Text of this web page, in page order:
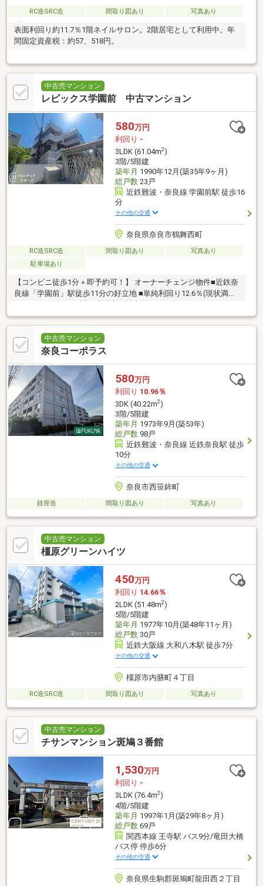
RC造SRC造 間取り図あり 写真あり
表面利回り約11.7％1階ネイルサロン。2階居宅として利用中。年
間固定資産税：約57、518円。
中古売マンション
レピックス学園前 中古マンション
580万円
利回り -
3LDK (61.04m2)
3階/5階建
築年月 1990年12月(築35年9ヶ月)
総戸数23戸
近鉄難波・奈良線 学園前駅 徒歩16
分
その他の交通
奈良県奈良市鶴舞西町
RC造SRC造 間取り図あり
写真あり
駐車場あり
【コンビニ徒歩1分＋即予約可！】 オーナーチェンジ物件■近鉄奈
良線「学園前」駅徒歩11分の好立地 ■単純利回り12.6％(現状満室)
中古売マンション
奈良コーポラス
580万円
利回り 10.96％
3DK (40.22m2)
3階/5階建
築年月 1973年9月(築53年)
総戸数98戸
近鉄難波・奈良線 近鉄奈良駅 徒歩
10分
その他の交通
奈良市西笹鉾町
鉄骨造 間取り図あり 写真あり
中古売マンション
橿原グリーンハイツ
450万円
利回り 14.66％
2LDK (51.48m2)
5階/5階建
築年月 1977年10月(築48年11ヶ月)
総戸数30戸
近鉄大阪線 大和八木駅 徒歩7分
その他の交通
橿原市内膳町４丁目
RC造SRC造 間取り図あり 写真あり
中古売マンション
チサンマンション斑鳩３番館
1,530万円
利回り -
3LDK (76.4m2)
4階/5階建
築年月 1997年1月(築29年8ヶ月)
総戸数69戸
関西本線 王寺駅 バス9分/竜田大橋
バス停 停歩6分
その他の交通
奈良県生駒郡斑鳩町龍田西２丁目